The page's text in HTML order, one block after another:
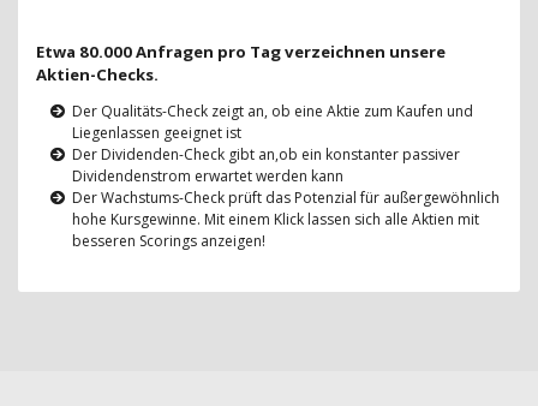
Etwa 80.000 Anfragen pro Tag verzeichnen unsere
Aktien-Checks.
Der Qualitäts-Check zeigt an, ob eine Aktie zum Kaufen und
Liegenlassen geeignet ist
Der Dividenden-Check gibt an,ob ein konstanter passiver
Dividendenstrom erwartet werden kann
Der Wachstums-Check prüft das Potenzial für außergewöhnlich
hohe Kursgewinne. Mit einem Klick lassen sich alle Aktien mit
besseren Scorings anzeigen!